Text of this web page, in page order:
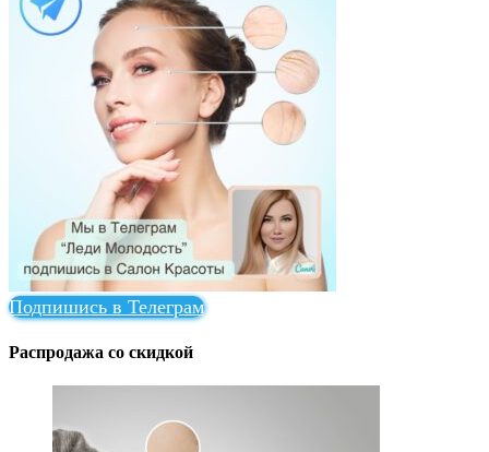
Подпишись в Телеграм
Распродажа со скидкой